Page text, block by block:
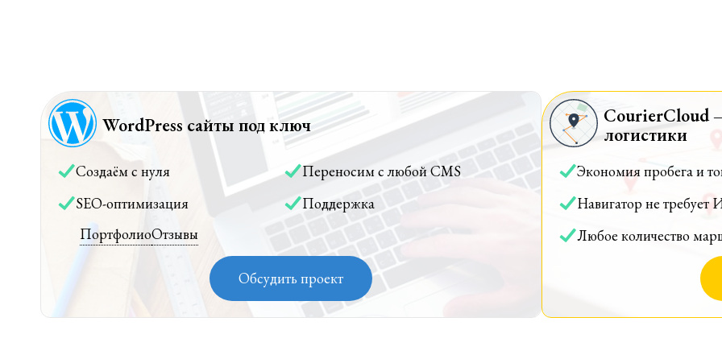
WordPress сайты под ключ
Создаём с нуля
Переносим с любой CMS
SEO-оптимизация
Поддержка
ПортфолиоОтзывы
Обсудить проект
CourierCloud
логистики
Экономия пробега и
Навигатор не требует
Любое количество